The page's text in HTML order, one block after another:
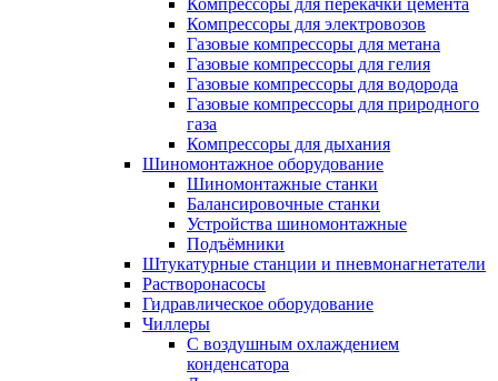
Компрессоры для перекачки цемента
Компрессоры для электровозов
Газовые компрессоры для метана
Газовые компрессоры для гелия
Газовые компрессоры для водорода
Газовые компрессоры для природного
газа
Компрессоры для дыхания
Шиномонтажное оборудование
Шиномонтажные станки
Балансировочные станки
Устройства шиномонтажные
Подъёмники
Штукатурные станции и пневмонагнетатели
Растворонасосы
Гидравлическое оборудование
Чиллеры
С воздушным охлаждением
конденсатора